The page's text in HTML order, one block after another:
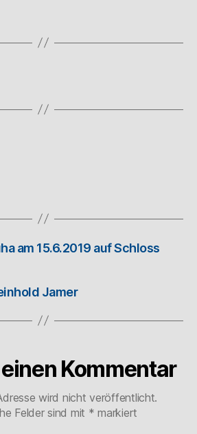
am 15.6.2019 auf Schloss
Jamer
Kommentar
wird nicht veröffentlicht.
Felder sind mit * markiert